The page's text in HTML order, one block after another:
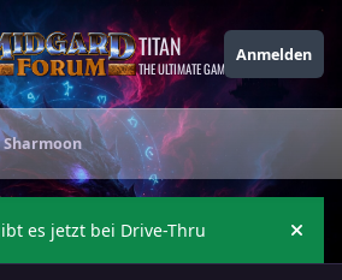
TITAN
THE ULTIMATE GAMING THEME
Anmelden
Sharmoon
es jetzt bei Drive-Thru